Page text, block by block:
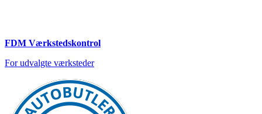
FDM Værkstedskontrol
For udvalgte værksteder